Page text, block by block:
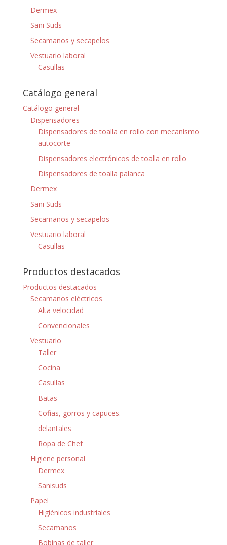
Dermex
Sani Suds
Secamanos y secapelos
Vestuario laboral
Casullas
Catálogo general
Catálogo general
Dispensadores
Dispensadores de toalla en rollo con mecanismo
autocorte
Dispensadores electrónicos de toalla en rollo
Dispensadores de toalla palanca
Dermex
Sani Suds
Secamanos y secapelos
Vestuario laboral
Casullas
Productos destacados
Productos destacados
Secamanos eléctricos
Alta velocidad
Convencionales
Vestuario
Taller
Cocina
Casullas
Batas
Cofias, gorros y capuces.
delantales
Ropa de Chef
Higiene personal
Dermex
Sanisuds
Papel
Higiénicos industriales
Secamanos
Bobinas de taller